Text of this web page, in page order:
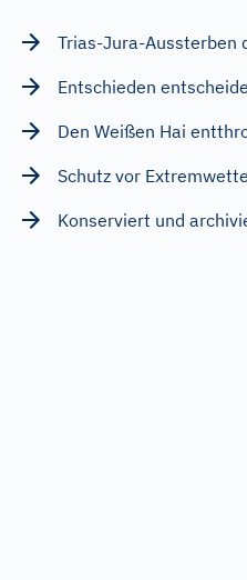
Trias-Jura-Aussterben
Entschieden
Den Weißen Hai
Schutz vor
Konserviert und